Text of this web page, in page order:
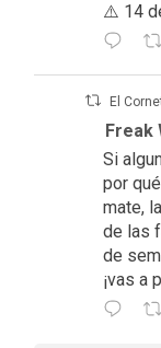
⚠️ 14
El
Freak
Si
por
mate,
de las
de
¡vas a